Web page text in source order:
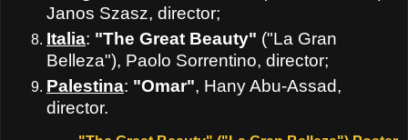
Janos Szasz, director;
Italia: "The Great Beauty" ("La Gran
Belleza"), Paolo Sorrentino, director;
Palestina: "Omar", Hany Abu-Assad,
director.